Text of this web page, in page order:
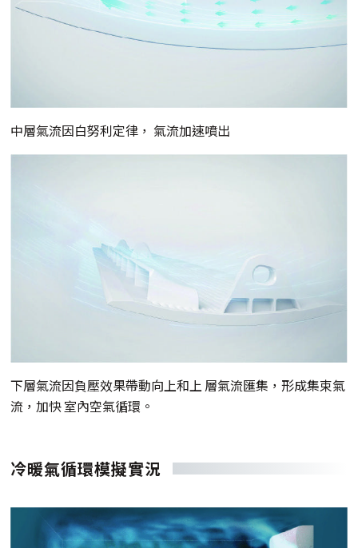
中層氣流因白努利定律， 氣流加速噴出
下層氣流因負壓效果帶動向上和上 層氣流匯集，形成集束氣
流，加快 室內空氣循環。
冷暖氣循環模擬實況